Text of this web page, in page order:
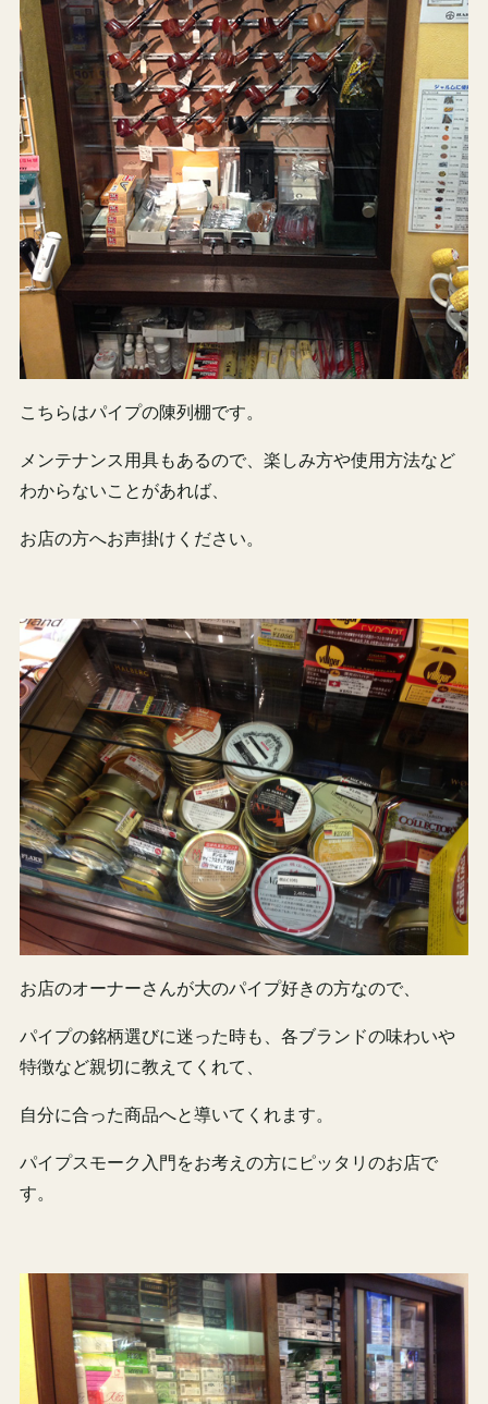
こちらはパイプの陳列棚です。
メンテナンス用具もあるので、楽しみ方や使用方法など
わからないことがあれば、
お店の方へお声掛けください。
お店のオーナーさんが大のパイプ好きの方なので、
パイプの銘柄選びに迷った時も、各ブランドの味わいや
特徴など親切に教えてくれて、
自分に合った商品へと導いてくれます。
パイプスモーク入門をお考えの方にピッタリのお店で
す。